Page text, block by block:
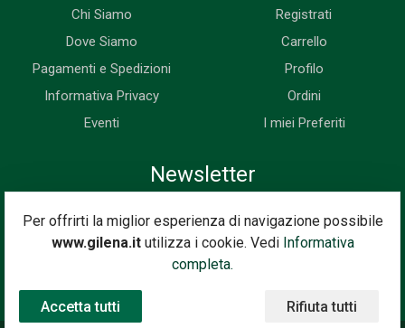
Per offrirti la miglior esperienza di navigazione possibile
www.gilena.itutilizza i cookie. Vedi Informativa
completa.
Accetta tutti Rifiuta tutti
Chi Siamo
Dove Siamo
Pagamenti e Spedizioni
Informativa Privacy
Eventi
Registrati
Carrello
Profilo
Ordini
I miei Preferiti
Newsletter
Iscriviti subito alla nostra newsletter. Riceverai prima di tutti le
novità, le offerte, i prossimi eventi...